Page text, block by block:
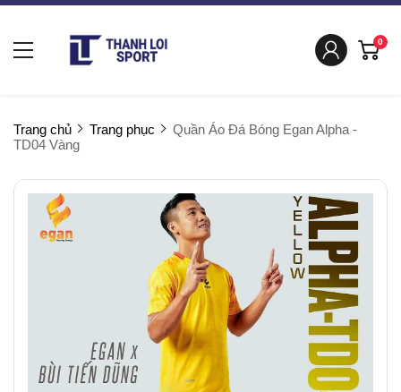
0
Trang chủ Trang phục
Quần Áo Đá Bóng Egan Alpha -
TD04 Vàng